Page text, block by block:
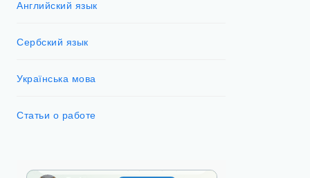
Английский язык
Сербский язык
Українська мова
Статьи о работе